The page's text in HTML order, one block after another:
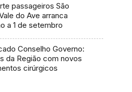
passageiros São
do Ave arranca
a 1 de setembro
Conselho Governo:
da Região com novos
cirúrgicos